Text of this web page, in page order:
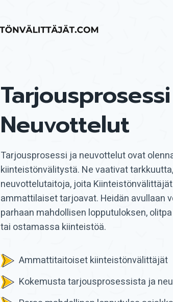
Neuvottelut
Tarjousprosessi ja neuvottelut ovat
kiinteistönvälitystä. Ne vaativat
neuvottelutaitoja, joita
ammattilaiset tarjoavat. Heidän avullaan
parhaan mahdollisen lopputuloksen,
tai ostamassa kiinteistöä.
Ammattitaitoiset kiinteistönvälittäjät
Kokemusta tarjousprosessista ja